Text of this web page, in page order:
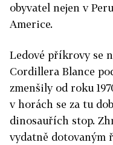
obyvatel nejen v
Americe.
Ledové příkrovy se
Cordillera Blance
zmenšily od roku
v horách se za tu
dinosauřích stop.
vydatně dotovaným